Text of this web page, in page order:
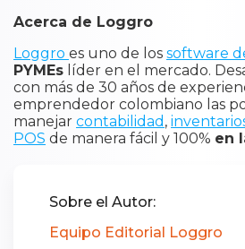
Acerca de Loggro
Loggro es uno de los software
PYMEs líder en el mercado.
con más de 30 años de
emprendedor colombiano las
manejar contabilidad ,
POS de manera fácil y 100% en
Sobre el Autor:
Equipo Editorial Loggro